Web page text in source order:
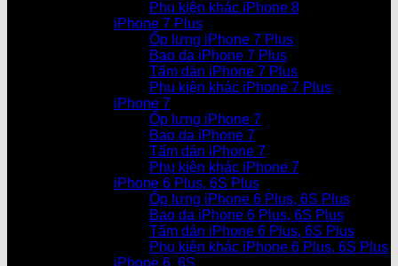
Phụ kiện khác iPhone 8
iPhone 7 Plus
Ốp lưng iPhone 7 Plus
Bao da iPhone 7 Plus
Tấm dán iPhone 7 Plus
Phụ kiện khác iPhone 7 Plus
iPhone 7
Ốp lưng iPhone 7
Bao da iPhone 7
Tấm dán iPhone 7
Phụ kiện khác iPhone 7
iPhone 6 Plus, 6S Plus
Ốp lưng iPhone 6 Plus, 6S Plus
Bao da iPhone 6 Plus, 6S Plus
Tấm dán iPhone 6 Plus, 6S Plus
Phụ kiện khác iPhone 6 Plus, 6S Plus
iPhone 6, 6S